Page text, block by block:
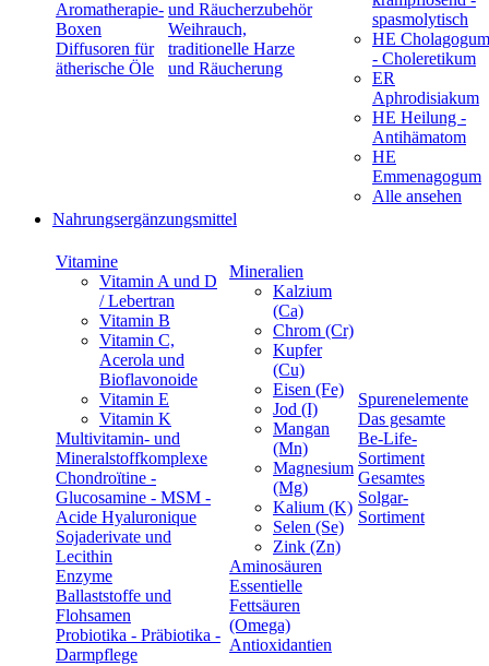
Aromatherapie-
Boxen
Diffusoren für
ätherische Öle
und Räucherzubehör
Weihrauch,
traditionelle Harze
und Räucherung
spasmolytisch
HE Cholagogum
- Choleretikum
ER
Aphrodisiakum
HE Heilung -
Antihämatom
HE
Emmenagogum
Alle ansehen
Nahrungsergänzungsmittel
Vitamine
Vitamin A und D
/ Lebertran
Vitamin B
Vitamin C,
Acerola und
Bioflavonoide
Vitamin E
Vitamin K
Multivitamin- und
Mineralstoffkomplexe
Chondroïtine -
Glucosamine - MSM -
Acide Hyaluronique
Sojaderivate und
Lecithin
Enzyme
Ballaststoffe und
Flohsamen
Probiotika - Präbiotika -
Darmpflege
Mineralien
Kalzium
(Ca)
Chrom (Cr)
Kupfer
(Cu)
Eisen (Fe)
Jod (I)
Mangan
(Mn)
Magnesium
(Mg)
Kalium (K)
Selen (Se)
Zink (Zn)
Aminosäuren
Essentielle
Fettsäuren
(Omega)
Antioxidantien
Spurenelemente
Das gesamte
Be-Life-
Sortiment
Gesamtes
Solgar-
Sortiment